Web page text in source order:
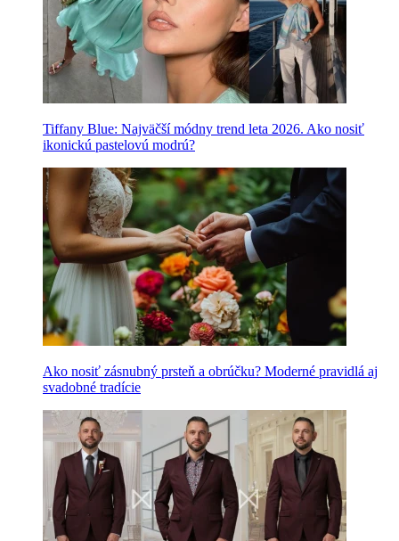
Tiffany Blue: Najväčší módny trend leta 2026. Ako nosiť
ikonickú pastelovú modrú?
Ako nosiť zásnubný prsteň a obrúčku? Moderné pravidlá aj
svadobné tradície